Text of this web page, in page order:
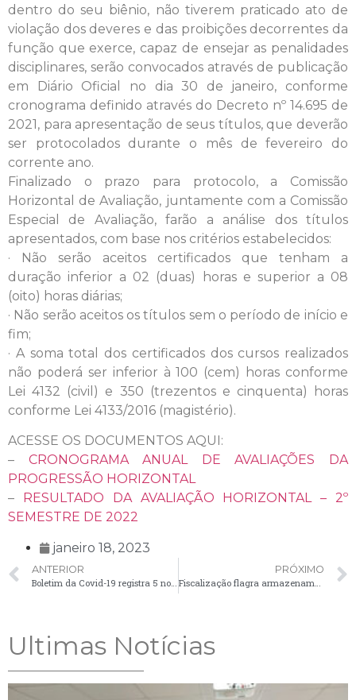
dentro do seu biênio, não tiverem praticado ato de
violação dos deveres e das proibições decorrentes da
função que exerce, capaz de ensejar as penalidades
disciplinares, serão convocados através de publicação
em Diário Oficial no dia 30 de janeiro, conforme
cronograma definido através do Decreto nº 14.695 de
2021, para apresentação de seus títulos, que deverão
ser protocolados durante o mês de fevereiro do
corrente ano.
Finalizado o prazo para protocolo, a Comissão
Horizontal de Avaliação, juntamente com a Comissão
Especial de Avaliação, farão a análise dos títulos
apresentados, com base nos critérios estabelecidos:
· Não serão aceitos certificados que tenham a
duração inferior a 02 (duas) horas e superior a 08
(oito) horas diárias;
· Não serão aceitos os títulos sem o período de início e
fim;
· A soma total dos certificados dos cursos realizados
não poderá ser inferior à 100 (cem) horas conforme
Lei 4132 (civil) e 350 (trezentos e cinquenta) horas
conforme Lei 4133/2016 (magistério).
ACESSE OS DOCUMENTOS AQUI:
– CRONOGRAMA ANUAL DE AVALIAÇÕES DA
PROGRESSÃO HORIZONTAL
–
RESULTADO DA AVALIAÇÃO HORIZONTAL – 2º
SEMESTRE DE 2022
janeiro 18, 2023
ANTERIOR
PRÓXIMO
Ultimas Notícias